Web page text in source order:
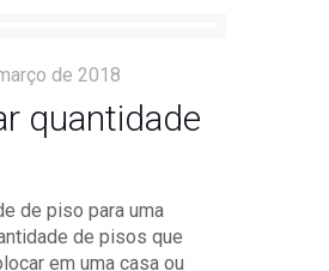
de 2018
quantidade
de piso para uma
de pisos que
em uma casa ou